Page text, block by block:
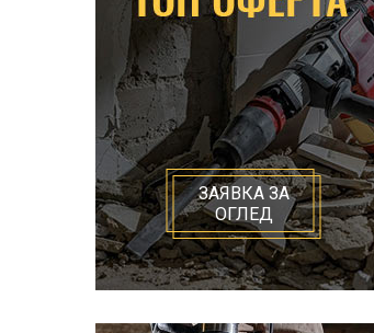
ЗАЯВКА ЗА
ОГЛЕД